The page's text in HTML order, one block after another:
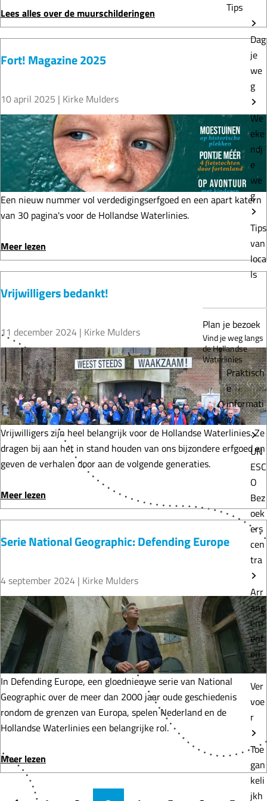
Tips
Dag
je
we
g
We
eke
ndj
e
we
g
Tips
van
loca
ls
Plan je bezoek
Vind je weg langs
de Hollandse
Waterlinies
Praktisch
e
informati
e
UN
ESC
O
Bez
oek
ers
cen
tra
Arr
ang
em
ent
en
Ver
voe
r
Toe
gan
keli
jkh
p
a
r
a
z
e
n
r
i
n
g
u
i
t
W
I
o
F
o
r
t
e
r
d
i
n
g
e
n
g
r
e
d
Lees alles over de muurschilderingen
Fort! Magazine 2025
10 april 2025 | Kirke Mulders
F
o
r
M
a
a
z
i
n
0
2
5
Een nieuw nummer vol verdedigingserfgoed en een apart katern
van 30 pagina's voor de Hollandse Waterlinies.
Meer lezen
v
e
r
r
t
!
M
a
g
a
z
i
2
0
2
Vrijwilligers bedankt!
11 december 2024 | Kirke Mulders
V
r
i
j
w
i
l
l
g
e
r
s
d
a
n
k
t
!
Vrijwilligers zijn heel belangrijk voor de Hollandse Waterlinies. Ze
dragen bij aan het in stand houden van ons bijzondere erfgoed en
geven de verhalen door aan de volgende generaties.
Meer lezen
v
e
r
i
w
i
l
i
g
e
r
e
Serie National Geographic: Defending Europe
4 september 2024 | Kirke Mulders
S
e
r
i
e
N
a
t
i
n
a
In Defending Europe, een gloednieuwe serie van National
Geographic over de meer dan 2000 jaar oude geschiedenis
rondom de grenzen van Europa, spelen Nederland en de
Hollandse Waterlinies een belangrijke rol.
Meer lezen
v